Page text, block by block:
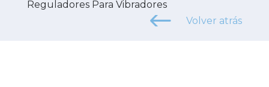
Reguladores Para Vibradores
Volver atrás